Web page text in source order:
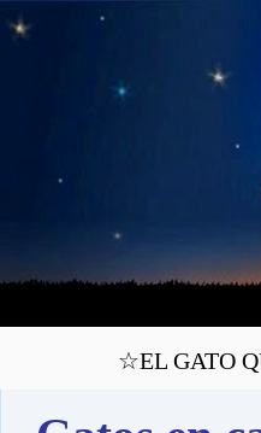
☆EL GATO